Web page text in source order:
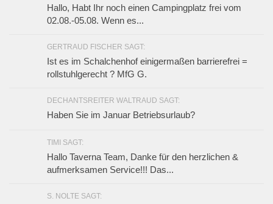
Hallo, Habt Ihr noch einen Campingplatz frei vom
02.08.-05.08. Wenn es...
GERTRAUD FISCHER SAGT:
Ist es im Schalchenhof einigermaßen barrierefrei =
rollstuhlgerecht ? MfG G.
DECHANTSREITER WALTRAUD SAGT:
Haben Sie im Januar Betriebsurlaub?
TIMI SAGT:
Hallo Taverna Team, Danke für den herzlichen &
aufmerksamen Service!!! Das...
S. NOLTE SAGT: